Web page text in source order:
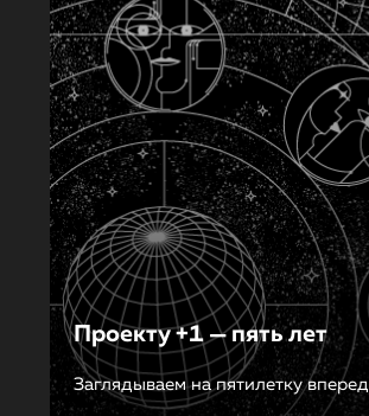
Проекту +1 — пять лет
Заглядываем на пятилетку вперед